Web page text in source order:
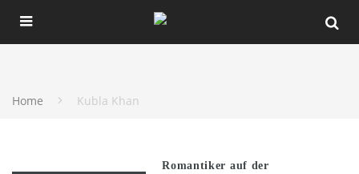
Home Kubla Khan
Romantiker auf der